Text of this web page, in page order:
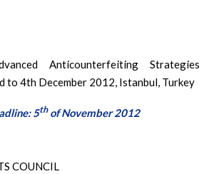
Anticounterfeiting Strategies
to 4th December 2012, Istanbul, Turkey
5thof November 2012
COUNCIL